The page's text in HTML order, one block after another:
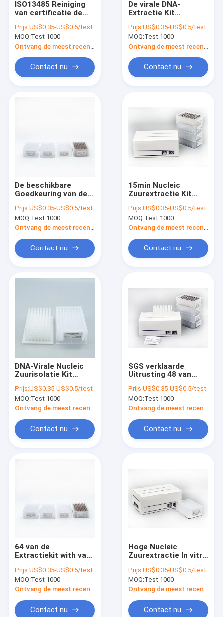
Over ons
Contacteer ons
Covid 19 Testuitrustingen
PCR Snelle Testuitrusting
poct immunoassay analysator
De Uitrusting van Nucleic Zuurextractie
Rechts-PCR Testuitrustingen
De Test van Nucleic Zuurversterking
PCR Reagensuitrusting
Geautomatiseerde Hba1c-Analysator
ISO13485 Reiniging
van certificatie de
Virale DNA 48 Putten
Prijs:US$0.35-US$0.5/test
MOQ:Test 1000
Contact nu
De virale DNA-
Extractie Kit
het RNA Nucleic Zuur
Prijs:US$0.35-US$0.5/test
MOQ:Test 1000
Contact nu
De beschikbare
Goedkeuring van de
van het RNA Virale
Nucleic Zuur
Prijs:US$0.35-US$0.5/test
MOQ:Test 1000
Ontvang de meest recente Prijs
Contact nu
15min Nucleic
Zuurextractie Kit
Reliablity
Prijs:US$0.35-US$0.5/test
MOQ:Test 1000
Ontvang de meest recente Prijs
Contact nu
DNA-Virale Nucleic
Zuurisolatie Kit
RNA Magnetische
Parel
Prijs:US$0.35-US$0.5/test
MOQ:Test 1000
Ontvang de meest recente Prijs
Contact nu
SGS verklaarde
Uitrusting 48 van
Zuurextractie Putten
Medisch Gebruik
Prijs:US$0.35-US$0.5/test
MOQ:Test 1000
Ontvang de meest recente Prijs
Contact nu
64 van de
Extractiekit with van
Kenmerkende Snelle
Virale RNA
Certificatie van Ce
Prijs:US$0.35-US$0.5/test
MOQ:Test 1000
Ontvang de meest recente Prijs
Contact nu
Hoge Nucleic
Zuurextractie In vitro
Gevoeligheidsdiagnose
Prijs:US$0.35-US$0.5/test
MOQ:Test 1000
Ontvang de meest recente Prijs
Contact nu